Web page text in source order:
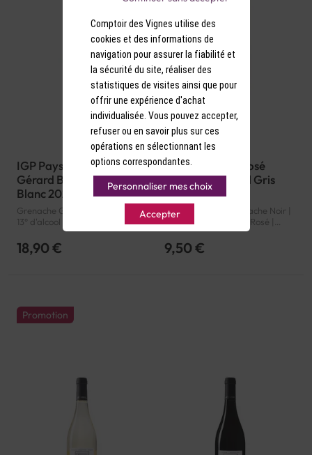
IGP Pays d'Oc Rosé
Gérard Bertrand Gris
Blanc 2025
Grenache Gris, Grenache Noir |
13° d'alcool | France | Rosé |
Languedoc-Roussillon | Pays
d'Oc | IGP
18,90 €
IGP Pays d'Oc Rosé
Gérard Bertrand Gris
Blanc 2024
Grenache Gris, Grenache Noir |
13° d'alcool | France | Rosé |
Languedoc-Roussillon | Pays
d'Oc | IGP
9,50 €
Promotion
Comptoir des Vignes utilise des
cookies et des informations de
navigation pour assurer la fiabilité et
la sécurité du site, réaliser des
statistiques de visites ainsi que pour
offrir une expérience d'achat
individualisée. Vous pouvez accepter,
refuser ou en savoir plus sur ces
opérations en sélectionnant les
options correspondantes.
Personnaliser mes choix
Accepter